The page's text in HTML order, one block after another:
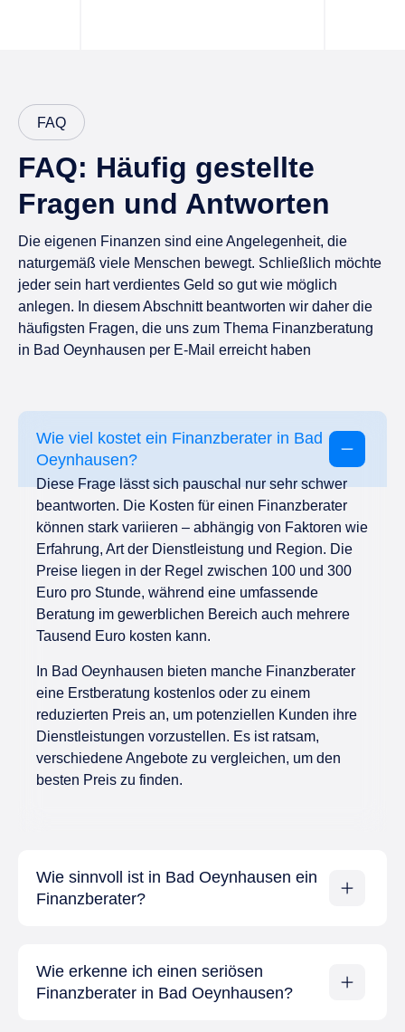
FAQ
FAQ: Häufig gestellte
Fragen und Antworten
Die eigenen Finanzen sind eine Angelegenheit, die
naturgemäß viele Menschen bewegt. Schließlich möchte
jeder sein hart verdientes Geld so gut wie möglich
anlegen. In diesem Abschnitt beantworten wir daher die
häufigsten Fragen, die uns zum Thema Finanzberatung
in Bad Oeynhausen per E-Mail erreicht haben
Wie viel kostet ein Finanzberater in Bad
Oeynhausen?
Diese Frage lässt sich pauschal nur sehr schwer
beantworten. Die Kosten für einen Finanzberater
können stark variieren – abhängig von Faktoren wie
Erfahrung, Art der Dienstleistung und Region. Die
Preise liegen in der Regel zwischen 100 und 300
Euro pro Stunde, während eine umfassende
Beratung im gewerblichen Bereich auch mehrere
Tausend Euro kosten kann.
In Bad Oeynhausen bieten manche Finanzberater
eine Erstberatung kostenlos oder zu einem
reduzierten Preis an, um potenziellen Kunden ihre
Dienstleistungen vorzustellen. Es ist ratsam,
verschiedene Angebote zu vergleichen, um den
besten Preis zu finden.
Wie sinnvoll ist in Bad Oeynhausen ein
Finanzberater?
Wie erkenne ich einen seriösen
Finanzberater in Bad Oeynhausen?